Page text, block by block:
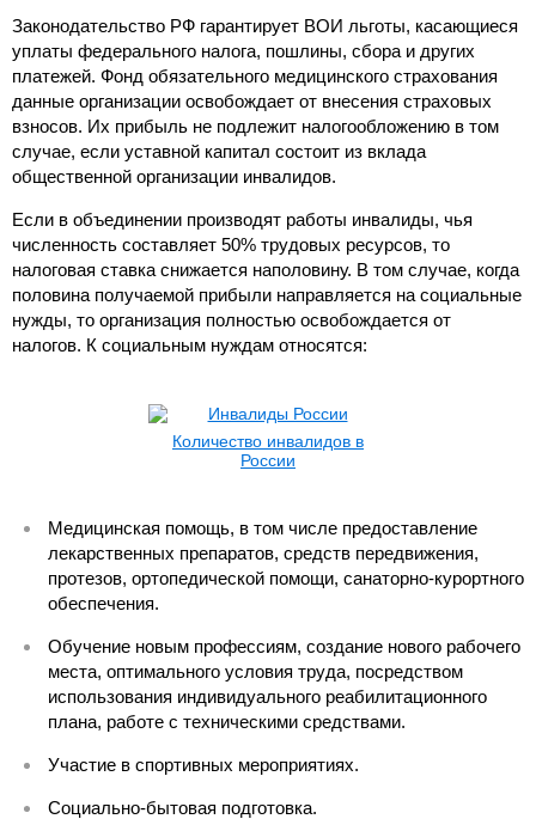
Законодательство РФ гарантирует ВОИ льготы, касающиеся
уплаты федерального налога, пошлины, сбора и других
платежей. Фонд обязательного медицинского страхования
данные организации освобождает от внесения страховых
взносов. Их прибыль не подлежит налогообложению в том
случае, если уставной капитал состоит из вклада
общественной организации инвалидов.
Если в объединении производят работы инвалиды, чья
численность составляет 50% трудовых ресурсов, то
налоговая ставка снижается наполовину. В том случае, когда
половина получаемой прибыли направляется на социальные
нужды, то организация полностью освобождается от
налогов. К социальным нуждам относятся:
Количество инвалидов в
России
Медицинская помощь, в том числе предоставление
лекарственных препаратов, средств передвижения,
протезов, ортопедической помощи, санаторно-курортного
обеспечения.
Обучение новым профессиям, создание нового рабочего
места, оптимального условия труда, посредством
использования индивидуального реабилитационного
плана, работе с техническими средствами.
Участие в спортивных мероприятиях.
Социально-бытовая подготовка.